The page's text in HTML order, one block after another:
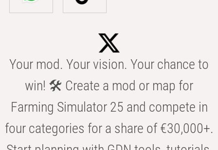
Your mod. Your vision. Your chance to
win! 🛠️ Create a mod or map for
Farming Simulator 25 and compete in
four categories for a share of €30,000+.